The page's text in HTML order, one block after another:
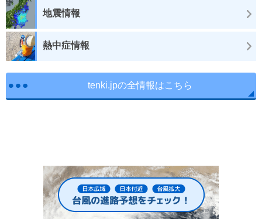
地震情報
熱中症情報
tenki.jpの全情報はこちら